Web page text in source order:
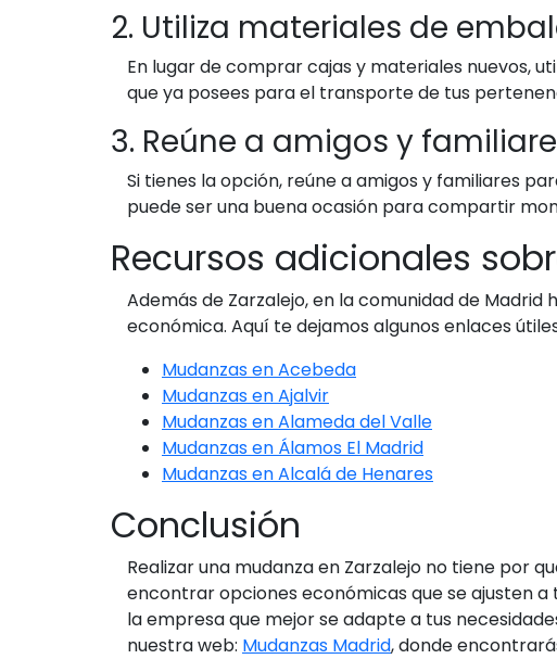
2. Utiliza materiales de
En lugar de comprar cajas y materiales nuevos,
que ya posees para el transporte de tus
3. Reúne a amigos y
Si tienes la opción, reúne a amigos y familiares
puede ser una buena ocasión para compartir
Recursos adicionales
Además de Zarzalejo, en la comunidad de
económica. Aquí te dejamos algunos enlaces
Mudanzas en Acebeda
Mudanzas en Ajalvir
Mudanzas en Alameda del Valle
Mudanzas en Álamos El Madrid
Mudanzas en Alcalá de Henares
Conclusión
Realizar una mudanza en Zarzalejo no tiene por
encontrar opciones económicas que se ajusten
la empresa que mejor se adapte a tus
nuestra web: Mudanzas Madrid, donde